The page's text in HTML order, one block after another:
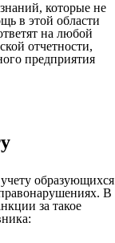
которые не
в этой области
на любой
отчетности,
предприятия
образующихся
В
за такое